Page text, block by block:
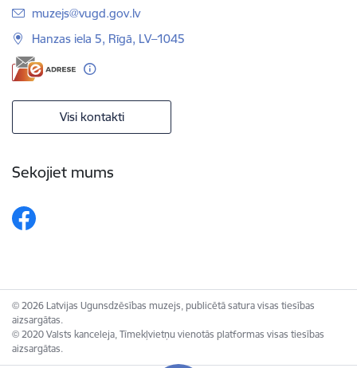
E-pasts:
muzejs@vugd.gov.lv
Hanzas iela 5, Rīgā, LV–1045
Visi kontakti
Sekojiet mums
© 2026 Latvijas Ugunsdzēsības muzejs, publicētā satura visas tiesības
aizsargātas.
© 2020 Valsts kanceleja, Tīmekļvietņu vienotās platformas visas tiesības
aizsargātas.